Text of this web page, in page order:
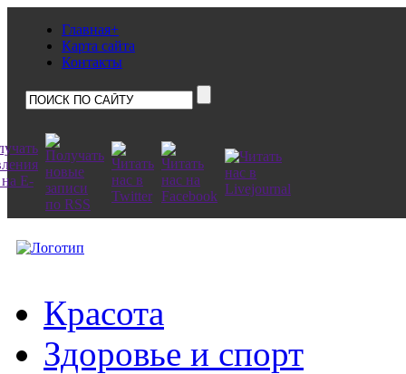
Главная+
Карта сайта
Контакты
Красота
Здоровье и спорт